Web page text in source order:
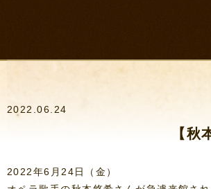
2022.06.24
【
2022年6月24日（金）